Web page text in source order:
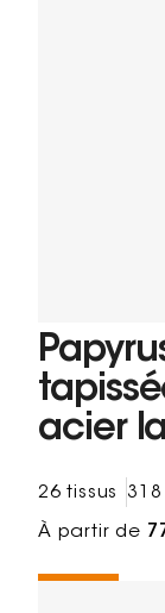
acier
26 tissus
À partir de